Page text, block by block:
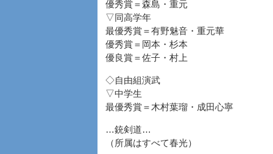
優秀賞＝森島・重元
▽同高学年
最優秀賞＝有野魅音・重元華
優秀賞＝岡本・杉本
優良賞＝佐子・村上
◇自由組演武
▽中学生
最優秀賞＝木村葉瑠・成田心寧
…銃剣道…
（所属はすべて春光）